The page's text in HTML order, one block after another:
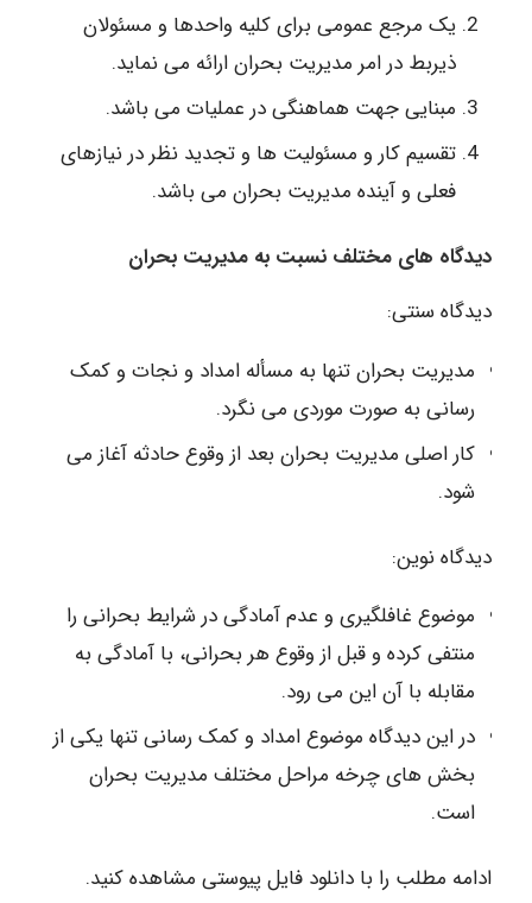
یک مرجع عمومی برای کلیه واحدها و مسئولان
ذیربط در امر مدیریت بحران ارائه می نماید.
مبنایی جهت هماهنگی در عملیات می باشد.
تقسیم کار و مسئولیت ها و تجدید نظر در نیازهای
فعلی و آینده مدیریت بحران می باشد.
دیدگاه های مختلف نسبت به مدیریت بحران
دیدگاه سنتی:
مدیریت بحران تنها به مسأله امداد و نجات و کمک
رسانی به صورت موردی می نگرد.
کار اصلی مدیریت بحران بعد از وقوع حادثه آغاز می
شود.
دیدگاه نوین:
موضوع غافلگیری و عدم آمادگی در شرایط بحرانی را
منتفی کرده و قبل از وقوع هر بحرانی، با آمادگی به
مقابله با آن این می رود.
در این دیدگاه موضوع امداد و کمک رسانی تنها یکی از
بخش های چرخه مراحل مختلف مدیریت بحران
است.
ادامه مطلب را با دانلود فایل پیوستی مشاهده کنید.